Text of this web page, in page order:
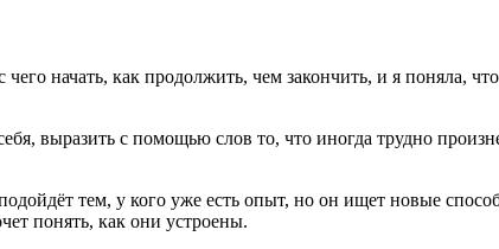
начать, как продолжить, чем закончить, и я поняла,
выразить с помощью слов то, что иногда трудно
тем, у кого уже есть опыт, но он ищет новые
понять, как они устроены.